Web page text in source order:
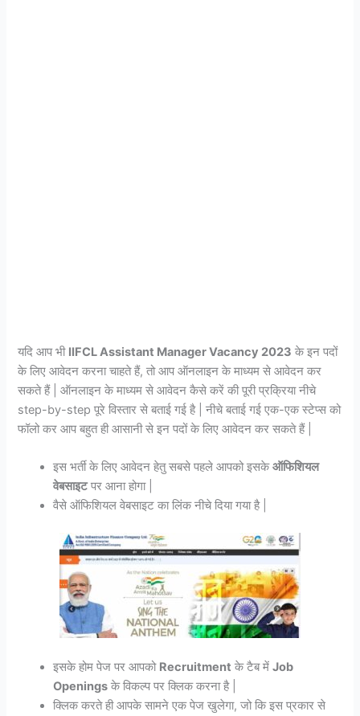
यदि आप भी IIFCL Assistant Manager Vacancy 2023 के इन पदों
के लिए आवेदन करना चाहते हैं, तो आप ऑनलाइन के माध्यम से आवेदन कर
सकते हैं | ऑनलाइन के माध्यम से आवेदन कैसे करें की पूरी प्रक्रिया नीचे
step-by-step पूरे विस्तार से बताई गई है | नीचे बताई गई एक-एक स्टेप्स को
फॉलो कर आप बहुत ही आसानी से इन पदों के लिए आवेदन कर सकते हैं |
इस भर्ती के लिए आवेदन हेतु सबसे पहले आपको इसकेऑफिशियल
वेबसाइटपर आना होगा |
वैसे ऑफिशियल वेबसाइट का लिंक नीचे दिया गया है |
इसके होम पेज पर आपको Recruitment के टैब मेंJob
Openings के विकल्प पर क्लिक करना है |
क्लिक करते ही आपके सामने एक पेज खुलेगा, जो कि इस प्रकार से